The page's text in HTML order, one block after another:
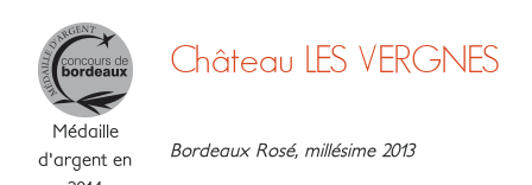
Médaille
d'argent en
Château LES VERGNES
Bordeaux Rosé, millésime 2013